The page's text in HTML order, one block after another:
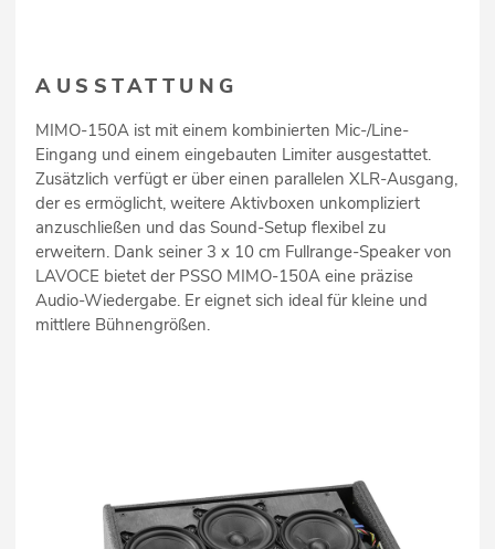
AUSSTATTUNG
MIMO-150A ist mit einem kombinierten Mic-/Line-
Eingang und einem eingebauten Limiter ausgestattet.
Zusätzlich verfügt er über einen parallelen XLR-Ausgang,
der es ermöglicht, weitere Aktivboxen unkompliziert
anzuschließen und das Sound-Setup flexibel zu
erweitern. Dank seiner 3 x 10 cm Fullrange-Speaker von
LAVOCE bietet der PSSO MIMO-150A eine präzise
Audio-Wiedergabe. Er eignet sich ideal für kleine und
mittlere Bühnengrößen.